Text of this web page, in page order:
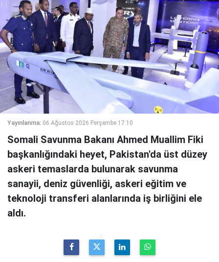
Yayınlanma: 06 Ağustos 2026 Perşembe 17:10
Somali Savunma Bakanı Ahmed Muallim Fiki
başkanlığındaki heyet, Pakistan'da üst düzey
askeri temaslarda bulunarak savunma
sanayii, deniz güvenliği, askeri eğitim ve
teknoloji transferi alanlarında iş birliğini ele
aldı.